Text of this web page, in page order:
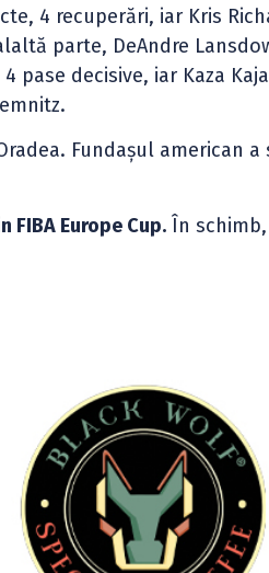
4 recuperări, iar Kris
parte, DeAndre
pase decisive, iar Kaza
Fundașul american
FIBA Europe Cup. În